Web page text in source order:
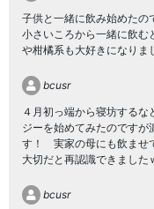
子供と一緒に飲み始めたの
小さいころから一緒に飲む
や柑橘系も大好きになりま
bcusr
４月初っ端から寝坊する
ジーを始めてみたのです
す！ 実家の母にも飲ませ
大切だと再認識できました
bcusr